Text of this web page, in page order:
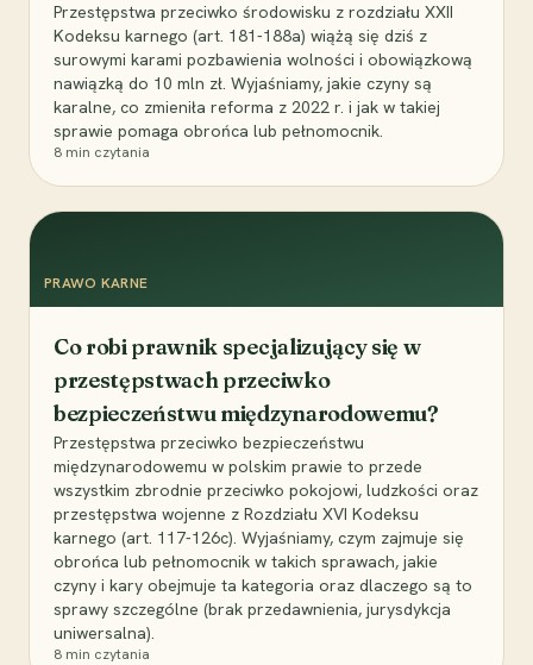
Przestępstwa przeciwko środowisku z rozdziału XXII
Kodeksu karnego (art. 181-188a) wiążą się dziś z
surowymi karami pozbawienia wolności i obowiązkową
nawiązką do 10 mln zł. Wyjaśniamy, jakie czyny są
karalne, co zmieniła reforma z 2022 r. i jak w takiej
sprawie pomaga obrońca lub pełnomocnik.
8 min czytania
PRAWO KARNE
Co robi prawnik specjalizujący się w
przestępstwach przeciwko
bezpieczeństwu międzynarodowemu?
Przestępstwa przeciwko bezpieczeństwu
międzynarodowemu w polskim prawie to przede
wszystkim zbrodnie przeciwko pokojowi, ludzkości oraz
przestępstwa wojenne z Rozdziału XVI Kodeksu
karnego (art. 117-126c). Wyjaśniamy, czym zajmuje się
obrońca lub pełnomocnik w takich sprawach, jakie
czyny i kary obejmuje ta kategoria oraz dlaczego są to
sprawy szczególne (brak przedawnienia, jurysdykcja
uniwersalna).
8 min czytania